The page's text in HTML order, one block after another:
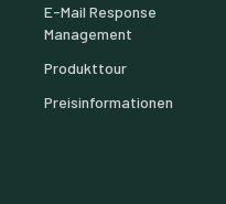
E-Mail Response
Management
Produkttour
Preisinformationen